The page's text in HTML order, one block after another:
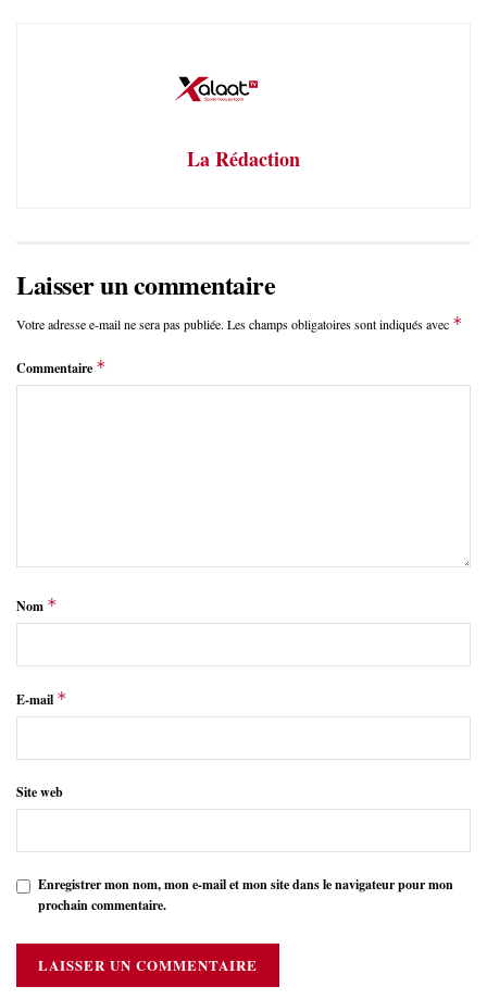
La Rédaction
Laisser un commentaire
Votre adresse e-mail ne sera pas publiée. Les champs obligatoires sont indiqués avec *
Commentaire *
Nom *
E-mail *
Site web
Enregistrer mon nom, mon e-mail et mon site dans le navigateur pour mon
prochain commentaire.